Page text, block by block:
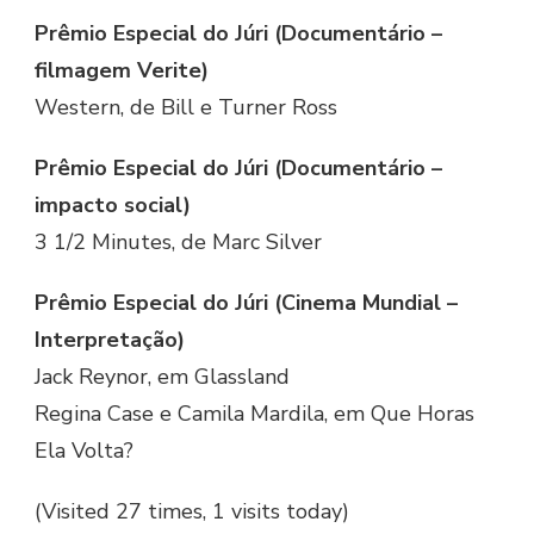
Prêmio Especial do Júri (Documentário –
filmagem Verite)
Western, de Bill e Turner Ross
Prêmio Especial do Júri (Documentário –
impacto social)
3 1/2 Minutes, de Marc Silver
Prêmio Especial do Júri (Cinema Mundial –
Interpretação)
Jack Reynor, em Glassland
Regina Case e Camila Mardila, em Que Horas
Ela Volta?
(Visited 27 times, 1 visits today)